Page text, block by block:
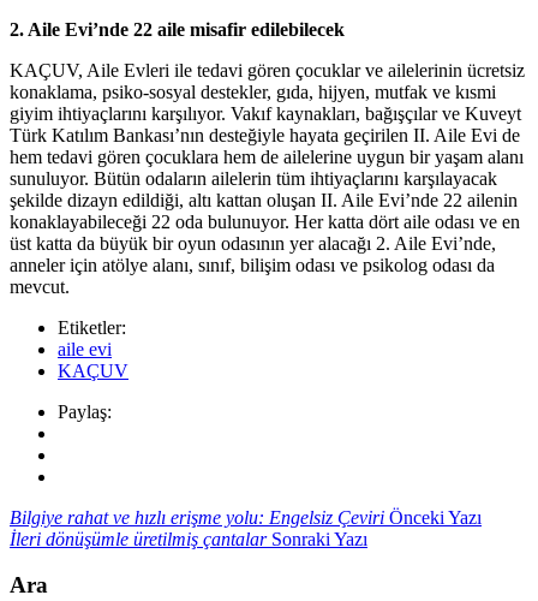
2. Aile Evi’nde 22 aile misafir edilebilecek
KAÇUV, Aile Evleri ile tedavi gören çocuklar ve ailelerinin ücretsiz
konaklama, psiko-sosyal destekler, gıda, hijyen, mutfak ve kısmi
giyim ihtiyaçlarını karşılıyor. Vakıf kaynakları, bağışçılar ve Kuveyt
Türk Katılım Bankası’nın desteğiyle hayata geçirilen II. Aile Evi de
hem tedavi gören çocuklara hem de ailelerine uygun bir yaşam alanı
sunuluyor. Bütün odaların ailelerin tüm ihtiyaçlarını karşılayacak
şekilde dizayn edildiği, altı kattan oluşan II. Aile Evi’nde 22 ailenin
konaklayabileceği 22 oda bulunuyor. Her katta dört aile odası ve en
üst katta da büyük bir oyun odasının yer alacağı 2. Aile Evi’nde,
anneler için atölye alanı, sınıf, bilişim odası ve psikolog odası da
mevcut.
Etiketler:
aile evi
KAÇUV
Paylaş:
Bilgiye rahat ve hızlı erişme yolu: Engelsiz Çeviri Önceki Yazı
İleri dönüşümle üretilmiş çantalarSonraki Yazı
Ara